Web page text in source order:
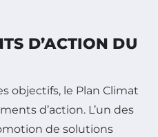
D’ACTION DU
objectifs, le Plan Climat
d’action. L’un des
de solutions